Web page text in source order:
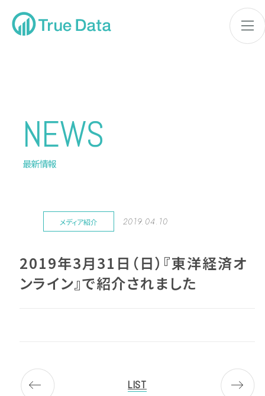
NEWS
最新情報
メディア紹介 2019.04.10
2019年3月31日（日）『東洋経済オ
ンライン』で紹介されました
LIST